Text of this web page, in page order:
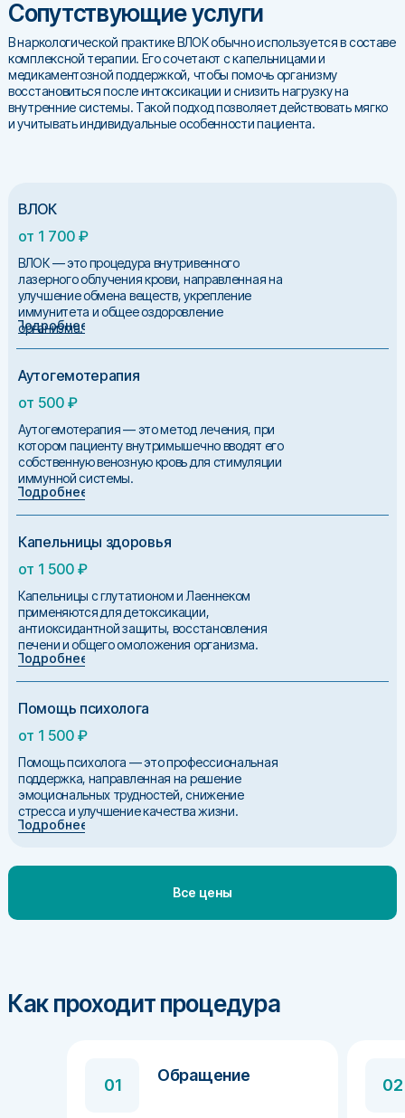
Сопутствующие услуги
В наркологической практике ВЛОК обычно используется в составе
комплексной терапии. Его сочетают с капельницами и
медикаментозной поддержкой, чтобы помочь организму
восстановиться после интоксикации и снизить нагрузку на
внутренние системы. Такой подход позволяет действовать мягко
и учитывать индивидуальные особенности пациента.
Все цены
ВЛОК
ВЛОК — это процедура внутривенного
лазерного облучения крови, направленная на
улучшение обмена веществ, укрепление
иммунитета и общее оздоровление
организма.
Подробнее
от 1 700 ₽
Аутогемотерапия
Аутогемотерапия — это метод лечения, при
котором пациенту внутримышечно вводят его
собственную венозную кровь для стимуляции
иммунной системы.
Подробнее
от 500 ₽
Капельницы здоровья
Капельницы с глутатионом и Лаеннеком
применяются для детоксикации,
антиоксидантной защиты, восстановления
печени и общего омоложения организма.
Подробнее
от 1 500 ₽
Помощь психолога
Помощь психолога — это профессиональная
поддержка, направленная на решение
эмоциональных трудностей, снижение
стресса и улучшение качества жизни.
Подробнее
от 1 500 ₽
Как проходит процедура
01
Обращение
02